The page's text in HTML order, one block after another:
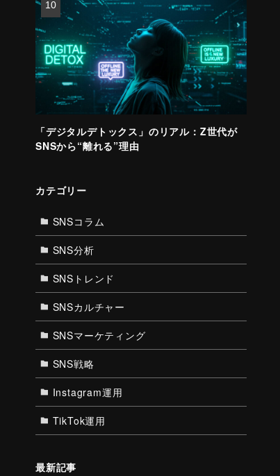
「デジタルデトックス」のリアル：Z世代が
SNSから“離れる”理由
カテゴリー
SNSコラム
SNS分析
SNSトレンド
SNSカルチャー
SNSマーケティング
SNS戦略
Instagram運用
TikTok運用
最新記事